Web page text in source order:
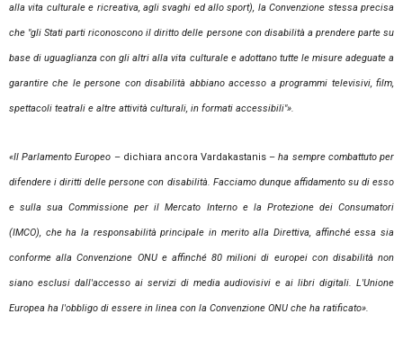
alla vita culturale e ricreativa, agli svaghi ed allo sport), la Convenzione stessa precisa
che "gli Stati parti riconoscono il diritto delle persone con disabilità a prendere parte su
base di uguaglianza con gli altri alla vita culturale e adottano tutte le misure adeguate a
garantire che le persone con disabilità abbiano accesso a programmi televisivi, film,
spettacoli teatrali e altre attività culturali, in formati accessibili"».
«Il Parlamento Europeo – dichiara ancora Vardakastanis –ha sempre combattuto per
difendere i diritti delle persone con disabilità. Facciamo dunque affidamento su di esso
e sulla sua Commissione per il Mercato Interno e la Protezione dei Consumatori
(IMCO), che ha la responsabilità principale in merito alla Direttiva, affinché essa sia
conforme alla Convenzione ONU e affinché 80 milioni di europei con disabilità non
siano esclusi dall'accesso ai servizi di media audiovisivi e ai libri digitali. L'Unione
Europea ha l'obbligo di essere in linea con la Convenzione ONU che ha ratificato».